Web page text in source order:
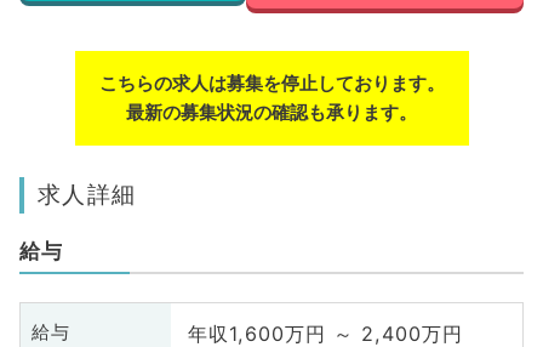
こちらの求人は募集を停止しております。
最新の募集状況の確認も承ります。
求人詳細
給与
給与 年収1,600万円 ～ 2,400万円